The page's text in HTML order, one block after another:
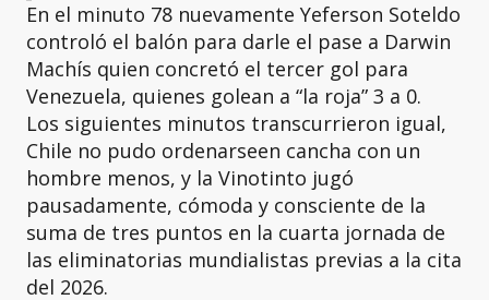
En el minuto 78 nuevamente Yeferson Soteldo
controló el balón para darle el pase a Darwin
Machís quien concretó el tercer gol para
Venezuela, quienes golean a “la roja” 3 a 0.
Los siguientes minutos transcurrieron igual,
Chile no pudo ordenarseen cancha con un
hombre menos, y la Vinotinto jugó
pausadamente, cómoda y consciente de la
suma de tres puntos en la cuarta jornada de
las eliminatorias mundialistas previas a la cita
del 2026.